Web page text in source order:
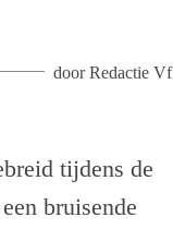
doorRedactie Vf
tijdens de
bruisende